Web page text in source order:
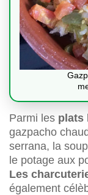
Parmi les plats
gazpacho
serrana, la
le potage aux
Les
également